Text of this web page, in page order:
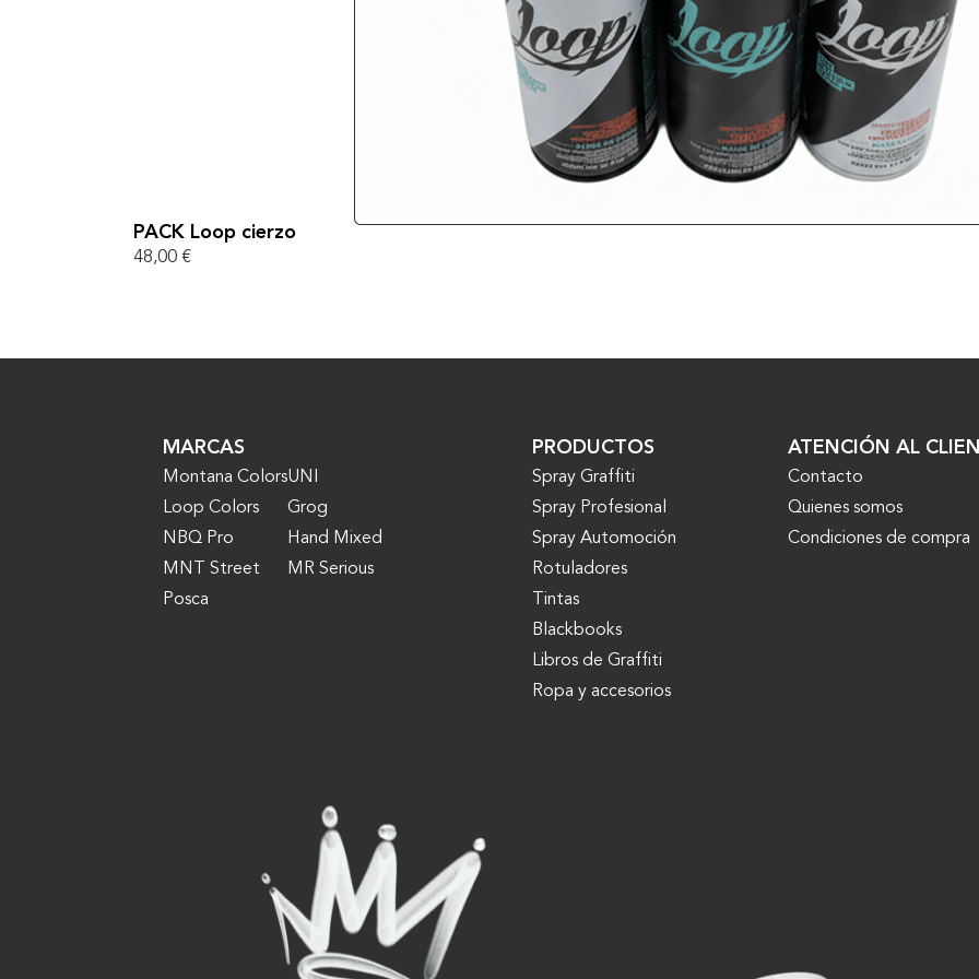
VER MÁS
PACK Loop cierzo
48,00 €
MARCAS
Montana Colors
Loop Colors
NBQ Pro
MNT Street
Posca
UNI
Grog
Hand Mixed
MR Serious
PRODUCTOS
Spray Graffiti
Spray Profesional
Spray Automoción
Rotuladores
Tintas
Blackbooks
Libros de Graffiti
Ropa y accesorios
ATENCIÓN AL
Contacto
Quienes somos
Condiciones de compra